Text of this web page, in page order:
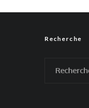
Votre adresse e-
Recherche